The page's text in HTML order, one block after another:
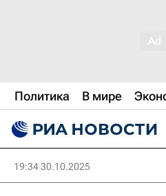
Политика В мире
19:34 30.10.2025